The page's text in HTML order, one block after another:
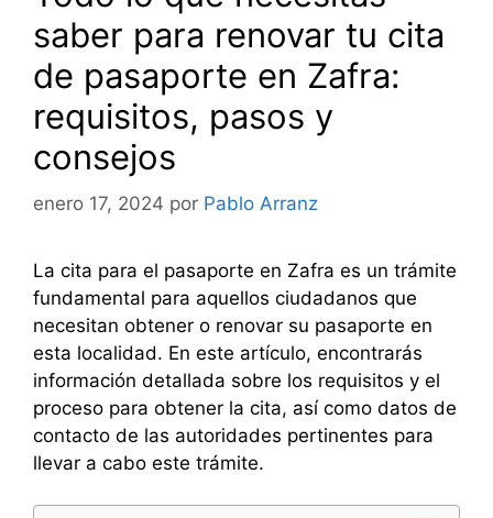
saber para renovar tu cita
de pasaporte en Zafra:
requisitos, pasos y
consejos
enero 17, 2024 por Pablo Arranz
La cita para el pasaporte en Zafra es un trámite
fundamental para aquellos ciudadanos que
necesitan obtener o renovar su pasaporte en
esta localidad. En este artículo, encontrarás
información detallada sobre los requisitos y el
proceso para obtener la cita, así como datos de
contacto de las autoridades pertinentes para
llevar a cabo este trámite.